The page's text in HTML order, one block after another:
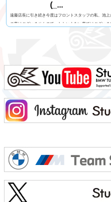
(_...
遠藤店長に引き続き今度はフロントスタッフの私、池
の事はございませんので、たわいもない事ではござい